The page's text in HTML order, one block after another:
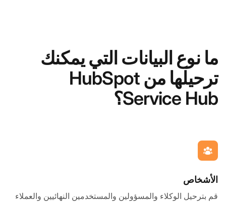
ما نوع البيانات التي يمكنك
ترحيلها من HubSpot
Service Hub؟
الأشخاص
قم بترحيل الوكلاء والمسؤولين والمستخدمين النهائيين والعملاء